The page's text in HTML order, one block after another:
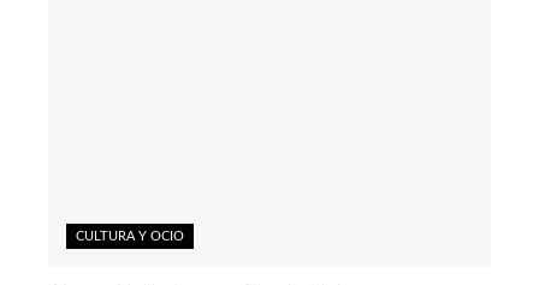
CULTURA Y OCIO